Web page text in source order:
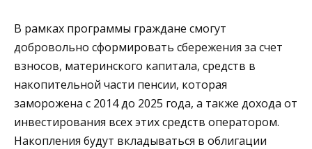
В рамках программы граждане смогут
добровольно сформировать сбережения за счет
взносов, материнского капитала, средств в
накопительной части пенсии, которая
заморожена с 2014 до 2025 года, а также дохода от
инвестирования всех этих средств оператором.
Накопления будут вкладываться в облигации